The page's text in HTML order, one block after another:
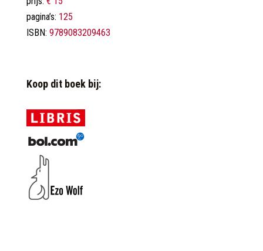
pagina’s: 125
ISBN: 9789083209463
Koop dit boek bij: